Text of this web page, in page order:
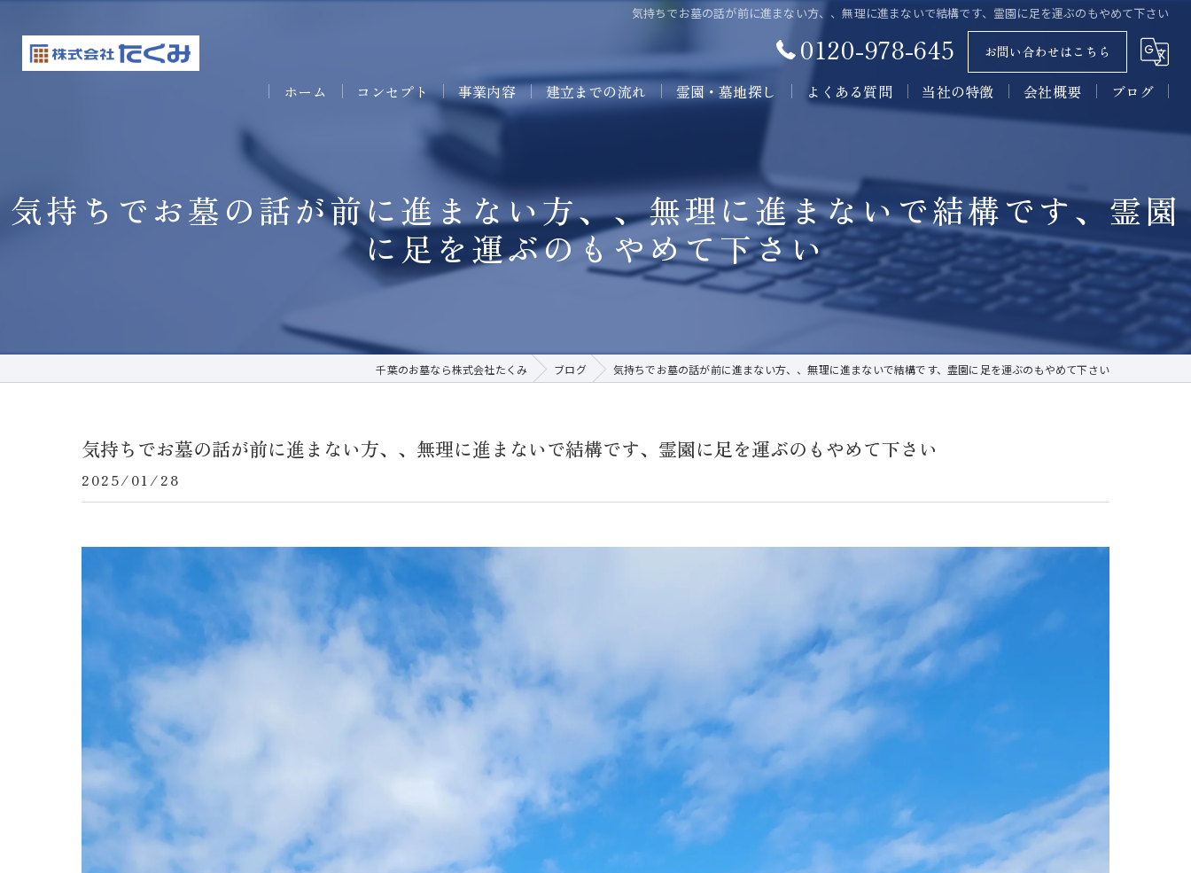
気持ちでお墓の話が前に進まない方、、無理に進まないで結構です、霊園に足を運ぶのもやめて下さい
0120-978-645 お問い合わせはこちら
ホーム コンセプト 事業内容 建立までの流れ 霊園・墓地探し よくある質問 当社の特徴
石材
墓所
施工
会社概要 ブログ
気持ちでお墓の話が前に進まない方、、無理に進まないで結構です、霊園
に足を運ぶのもやめて下さい
千葉のお墓なら株式会社たくみ ブログ 気持ちでお墓の話が前に進まない方、、無理に進まないで結構です、霊園に足を運ぶのもやめて下さい
気持ちでお墓の話が前に進まない方、、無理に進まないで結構です、霊園に足を運ぶのもやめて下さい
2025/01/28